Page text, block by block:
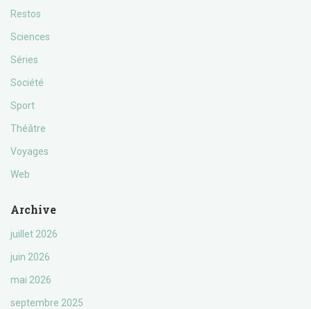
Restos
Sciences
Séries
Société
Sport
Théâtre
Voyages
Web
Archive
juillet 2026
juin 2026
mai 2026
septembre 2025